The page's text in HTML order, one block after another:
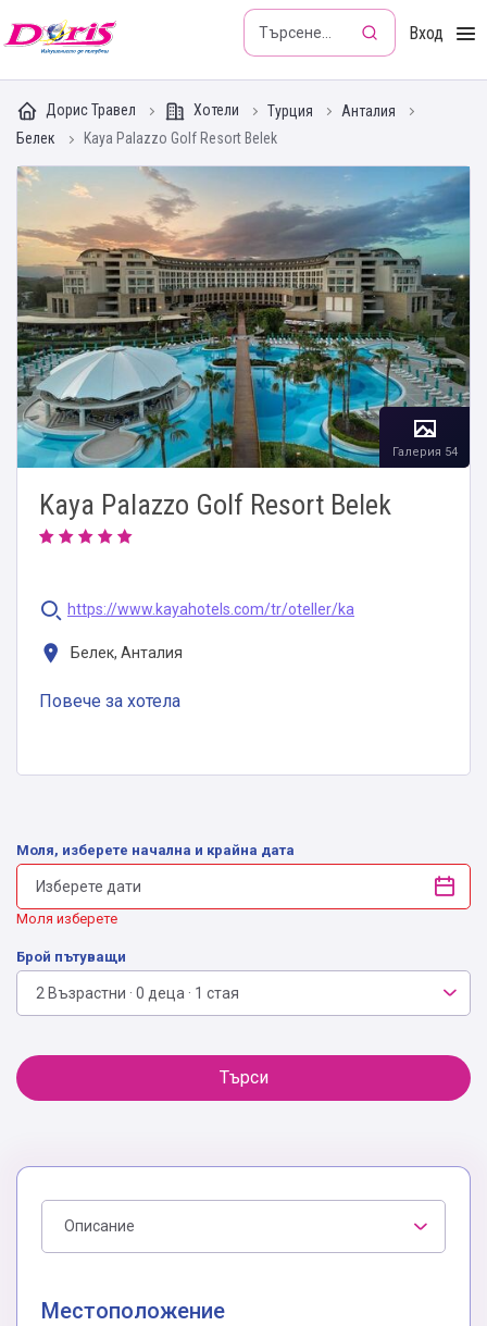
Doris - Изкушението да пътуваш Вход
Дорис Травел Хотели Турция
Анталия
Белек
Kaya Palazzo Golf Resort Belek
Kaya Palazzo Golf Resort Belek
https://www.kayahotels.com/tr/oteller/ka
Белек, Анталия
Повече за хотела
Галерия 54
Моля, изберете начална и крайна дата
Моля изберете
Брой пътуващи
2 Възрастни · 0 деца · 1 стая
Търси
Описание
Местоположение